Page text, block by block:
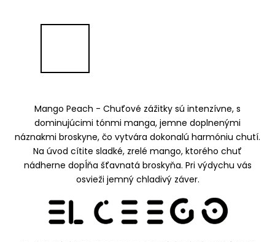
Mango Peach - Chuťové zážitky sú intenzívne, s
dominujúcimi tónmi manga, jemne doplnenými
náznakmi broskyne, čo vytvára dokonalú harmóniu chutí.
Na úvod cítite sladké, zrelé mango, ktorého chuť
nádherne dopĺňa šťavnatá broskyňa. Pri výdychu vás
osvieži jemný chladivý záver.